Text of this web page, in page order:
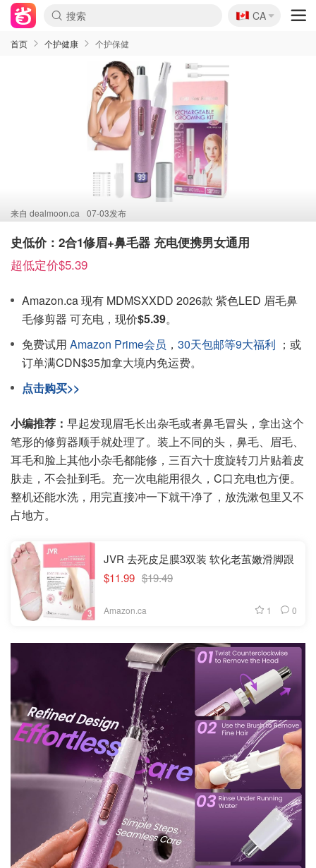
🇨🇦
CA
首页 个护健康 个护保健
来自 dealmoon.ca 07-03发布
史低价：2合1修眉+鼻毛器 充电便携男女通用
超低定价$5.39
Amazon.ca 现有 MDMSXXDD 2026款 紫色LED 眉毛鼻
毛修剪器 可充电，现价$5.39。
免费试用 Amazon Prime会员 ， 30天包邮等9大福利 ；或
订单满CDN$35加拿大境内免运费。
点击购买>>
小编推荐： 早起发现眉毛长出杂毛或者鼻毛冒头，拿出这个
笔形的修剪器顺手就处理了。装上不同的头，鼻毛、眉毛、
耳毛和脸上其他小杂毛都能修，三百六十度旋转刀片贴着皮
肤走，不会扯到毛。充一次电能用很久，C口充电也方便。
整机还能水洗，用完直接冲一下就干净了，放洗漱包里又不
占地方。
JVR 去死皮足膜3双装 软化老茧嫩滑脚跟
$11.99 $19.49
Amazon.ca 1 0